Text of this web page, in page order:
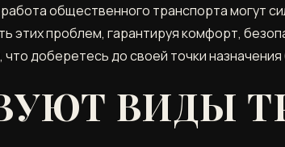
общественного транспорта могут
этих проблем, гарантируя комфорт,
доберетесь до своей точки
ВИДЫ